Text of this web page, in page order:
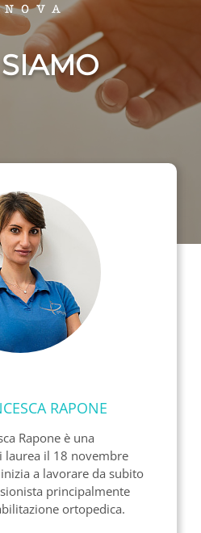
RAPONE
Rapone è una
laurea il 18 novembre
a lavorare da subito
principalmente
ortopedica.